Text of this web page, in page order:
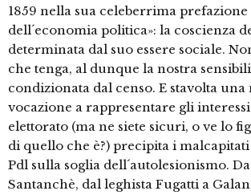
1859 nella sua celeberrima prefazione
dell´economia politica»: la coscienza
determinata dal suo essere sociale.
che tenga, al dunque la nostra
condizionata dal censo. E stavolta una
vocazione a rappresentare gli
elettorato (ma ne siete sicuri, o ve lo
di quello che è?) precipita i
Pdl sulla soglia dell´autolesionismo.
Santanchè, dal leghista Fugatti a